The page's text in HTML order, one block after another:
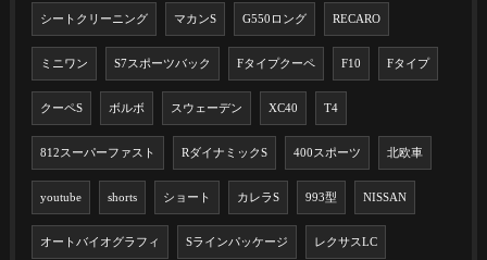
シートクリーニング マカンS G550ロング RECARO
ミニワン S7スポーツバック Fタイプクーペ F10 Fタイプ
クーペS ボルボ スウェーデン XC40 T4
812スーパーファスト RダイナミックS 400スポーツ 北欧車
youtube shorts ショート カレラS 993型 NISSAN
オートバイオグラフィ Sラインパッケージ レクサスLC